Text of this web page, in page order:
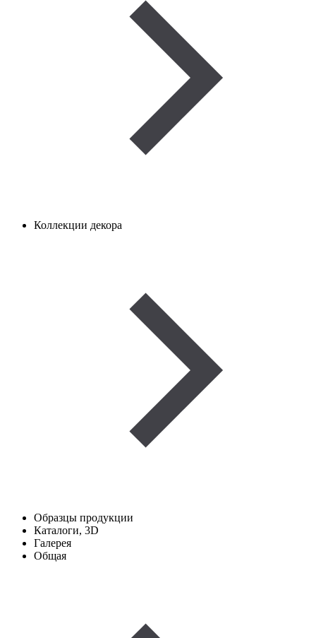
Коллекции декора
Образцы продукции
Каталоги, 3D
Галерея
Общая